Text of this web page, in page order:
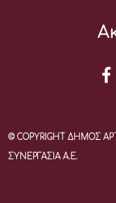
© COPYRIGHT ΔΗΜΟΣ
ΣΥΝΕΡΓΑΣΙΑ Α.Ε.